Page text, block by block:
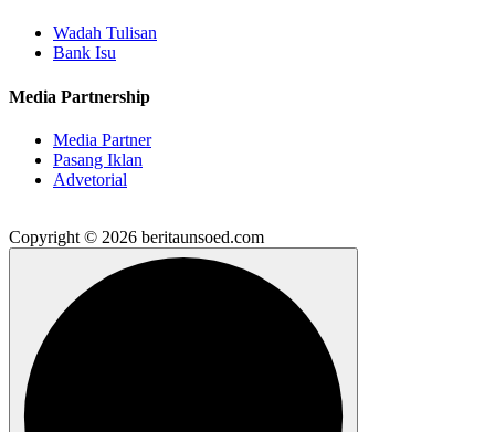
Wadah Tulisan
Bank Isu
Media Partnership
Media Partner
Pasang Iklan
Advetorial
Copyright © 2026 beritaunsoed.com